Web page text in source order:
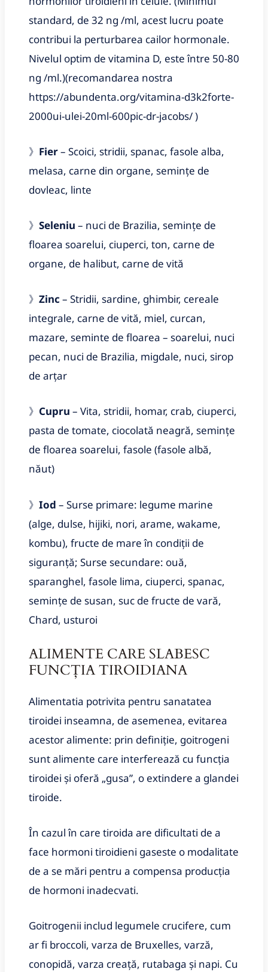
standard, de 32 ng /ml, acest lucru poate
contribui la perturbarea cailor hormonale.
Nivelul optim de vitamina D, este între 50-80
ng /ml.)(recomandarea nostra
https://abundenta.org/vitamina-d3k2forte-
2000ui-ulei-20ml-600pic-dr-jacobs/ )
》 Fier– Scoici, stridii, spanac, fasole alba,
melasa, carne din organe, semințe de
dovleac, linte
》 Seleniu – nuci de Brazilia, semințe de
floarea soarelui, ciuperci, ton, carne de
organe, de halibut, carne de vită
》 Zinc– Stridii, sardine, ghimbir, cereale
integrale, carne de vită, miel, curcan,
mazare, seminte de floarea – soarelui, nuci
pecan, nuci de Brazilia, migdale, nuci, sirop
de arțar
》 Cupru – Vita, stridii, homar, crab, ciuperci,
pasta de tomate, ciocolată neagră, semințe
de floarea soarelui, fasole (fasole albă,
năut)
》 Iod – Surse primare: legume marine
(alge, dulse, hijiki, nori, arame, wakame,
kombu), fructe de mare în condiții de
siguranță; Surse secundare: ouă,
sparanghel, fasole lima, ciuperci, spanac,
semințe de susan, suc de fructe de vară,
Chard, usturoi
ALIMENTE CARE SLABESC
FUNCȚIA TIROIDIANA
Alimentatia potrivita pentru sanatatea
tiroidei inseamna, de asemenea, evitarea
acestor alimente: prin definiție, goitrogeni
sunt alimente care interferează cu funcția
tiroidei și oferă „gusa”, o extindere a glandei
tiroide.
În cazul în care tiroida are dificultati de a
face hormoni tiroidieni gaseste o modalitate
de a se mări pentru a compensa producția
de hormoni inadecvati.
Goitrogenii includ legumele crucifere, cum
ar fi broccoli, varza de Bruxelles, varză,
conopidă, varza creață, rutabaga și napi. Cu